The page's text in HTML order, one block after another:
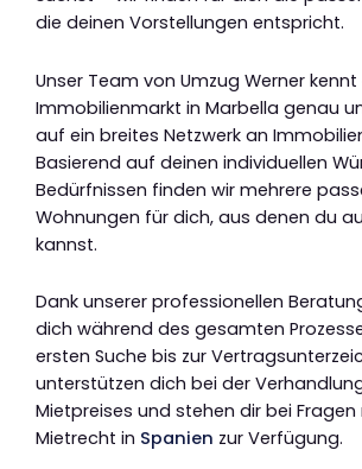
die deinen Vorstellungen entspricht.
Unser Team von Umzug Werner
Immobilienmarkt in Marbella genau
auf ein breites Netzwerk an
Basierend auf deinen individuellen
Bedürfnissen finden wir mehrere
Wohnungen für dich, aus denen du
kannst.
Dank unserer professionellen
dich während des gesamten
ersten Suche bis zur
unterstützen dich bei der
Mietpreises und stehen dir bei
Mietrecht in Spanien zur Verfügung.